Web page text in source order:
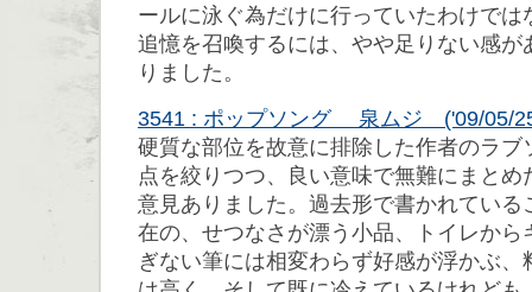
ールに泳ぐ為だけに行っていたわけでは
追憶を召喚するには、やや足りない感が
りました。
3541 : ポップソング 泉ムジ ('09/05/
硬質な部位を故意に排除した作者のラブ
点を絞りつつ、良い意味で無難にまと
意見ありました。過去形で書かれている
在の、せつなさが漂う小品、トイレから
ぎない筆には相変わらず好感が浮かぶ